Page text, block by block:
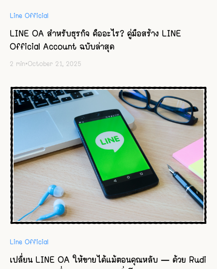
Line Official
LINE OA สำหรับธุรกิจ คืออะไร? คู่มือสร้าง LINE
Official Account ฉบับล่าสุด
2 min•October 21, 2025
Line Official
เปลี่ยน LINE OA ให้ขายได้แม้ตอนคุณหลับ — ด้วย Rudi